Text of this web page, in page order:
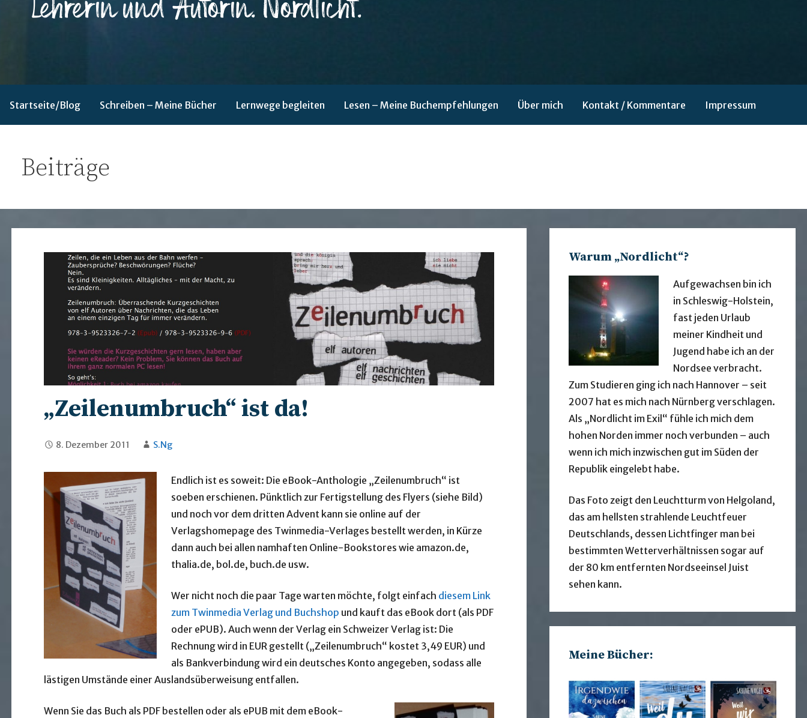
Startseite/Blog Schreiben – Meine Bücher Lernwege begleiten Lesen – Meine Buchempfehlungen Über mich Kontakt / Kommentare Impressum
Beiträge
„Zeilenumbruch“ ist da!
8. Dezember 2011 S.Ng
Endlich ist es soweit: Die eBook-Anthologie „Zeilenumbruch“ ist
soeben erschienen. Pünktlich zur Fertigstellung des Flyers (siehe Bild)
und noch vor dem dritten Advent kann sie online auf der
Verlagshomepage des Twinmedia-Verlages bestellt werden, in Kürze
dann auch bei allen namhaften Online-Bookstores wie amazon.de,
thalia.de, bol.de, buch.de usw.
Wer nicht noch die paar Tage warten möchte, folgt einfach diesem Link
zum Twinmedia Verlag und Buchshop und kauft das eBook dort (als PDF
oder ePUB). Auch wenn der Verlag ein Schweizer Verlag ist: Die
Rechnung wird in EUR gestellt („Zeilenumbruch“ kostet 3,49 EUR) und
als Bankverbindung wird ein deutsches Konto angegeben, sodass alle
lästigen Umstände einer Auslandsüberweisung entfallen.
Wenn Sie das Buch als PDF bestellen oder als ePUB mit dem eBook-
Warum „Nordlicht“?
Aufgewachsen bin ich
in Schleswig-Holstein,
fast jeden Urlaub
meiner Kindheit und
Jugend habe ich an der
Nordsee verbracht.
Zum Studieren ging ich nach Hannover – seit
2007 hat es mich nach Nürnberg verschlagen.
Als „Nordlicht im Exil“ fühle ich mich dem
hohen Norden immer noch verbunden – auch
wenn ich mich inzwischen gut im Süden der
Republik eingelebt habe.
Das Foto zeigt den Leuchtturm von Helgoland,
das am hellsten strahlende Leuchtfeuer
Deutschlands, dessen Lichtfinger man bei
bestimmten Wetterverhältnissen sogar auf
der 80 km entfernten Nordseeinsel Juist
sehen kann.
Meine Bücher: